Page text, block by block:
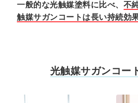
一般的な光触媒塗料に比べ、 不
触媒サガンコートは長い持続効
光触媒サガンコー